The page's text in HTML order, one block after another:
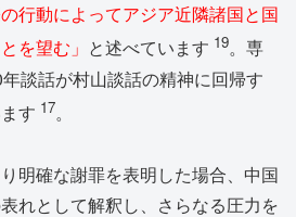
行動によってアジア近隣諸国と国
を望む」 と述べています 19。専
談話が村山談話の精神に回帰す
す 17。
明確な謝罪を表明した場合、中国
れとして解釈し、さらなる圧力を